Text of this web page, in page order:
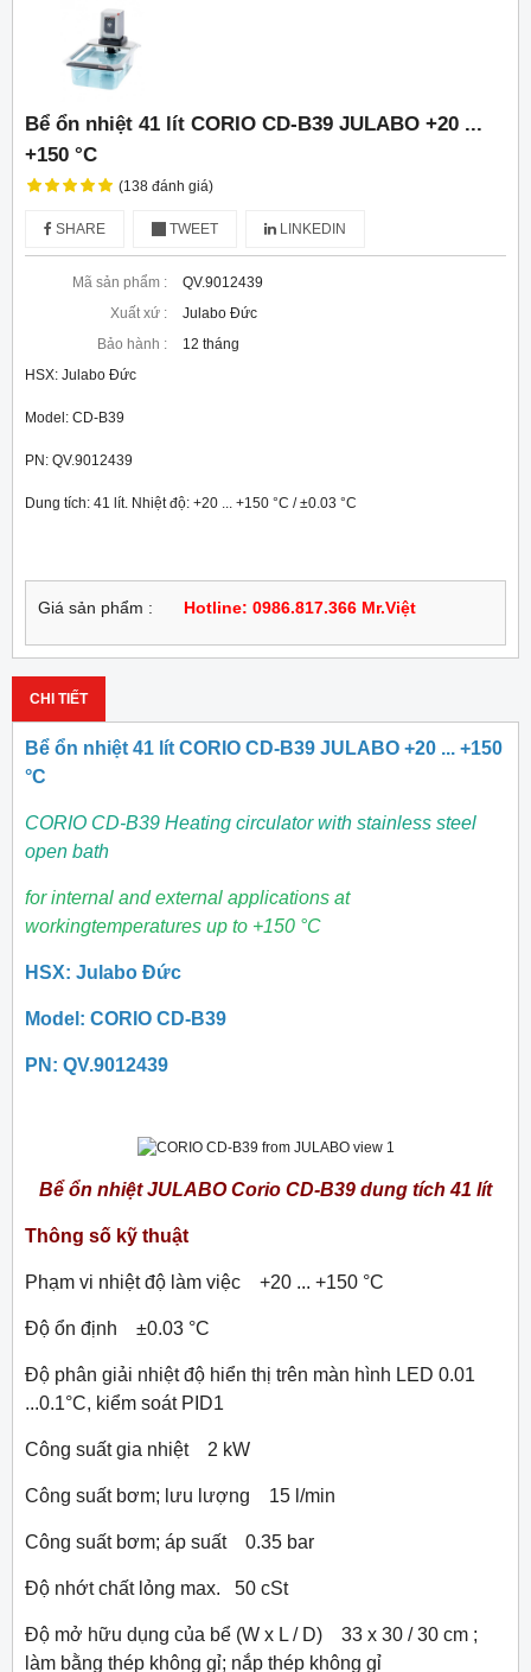
Bể ổn nhiệt 41 lít CORIO CD-B39 JULABO +20 ...
+150 °C
(138 đánh giá)
SHARE TWEET LINKEDIN
Mã sản phẩm :
QV.9012439
Xuất xứ :
Julabo Đức
Bảo hành :
12 tháng
HSX: Julabo Đức
Model: CD-B39
PN: QV.9012439
Dung tích: 41 lít. Nhiệt độ: +20 ... +150 °C / ±0.03 °C
Giá sản phẩm : Hotline: 0986.817.366 Mr.Việt
CHI TIẾT
Bể ổn nhiệt 41 lít CORIO CD-B39 JULABO +20 ... +150
°C
CORIO CD-B39 Heating circulator with stainless steel
open bath
for internal and external applications at
workingtemperatures up to +150 °C
HSX: Julabo Đức
Model: CORIO CD-B39
PN: QV.9012439
Bể ổn nhiệt JULABO Corio CD-B39 dung tích 41 lít
Thông số kỹ thuật
Phạm vi nhiệt độ làm việc +20 ... +150 °C
Độ ổn định ±0.03 °C
Độ phân giải nhiệt độ hiển thị trên màn hình LED 0.01
...0.1°C, kiểm soát PID1
Công suất gia nhiệt 2 kW
Công suất bơm; lưu lượng 15 l/min
Công suất bơm; áp suất 0.35 bar
Độ nhớt chất lỏng max. 50 cSt
Độ mở hữu dụng của bể (W x L / D) 33 x 30 / 30 cm ;
làm bằng thép không gỉ; nắp thép không gỉ